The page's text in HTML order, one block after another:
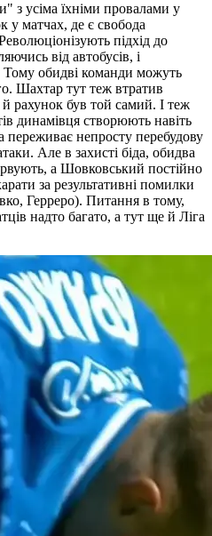
з усіма їхніми провалами у
у матчах, де є свобода
підхід до
від автобусів, і
Тому обидві команди можуть
Шахтар тут теж втратив
рахунок був той самий. І теж
динамівця створюють навіть
переживає непросту перебудову
Але в захисті біда, обидва
а Шовковський постійно
за результативні помилки
Герреро). Питання в тому,
надто багато, а тут ще й Ліга